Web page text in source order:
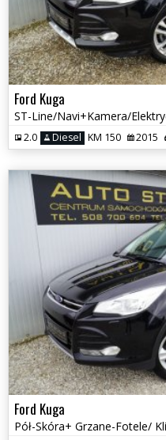
Ford Kuga
2.0 Diesel KM 150 2015
Ford Kuga